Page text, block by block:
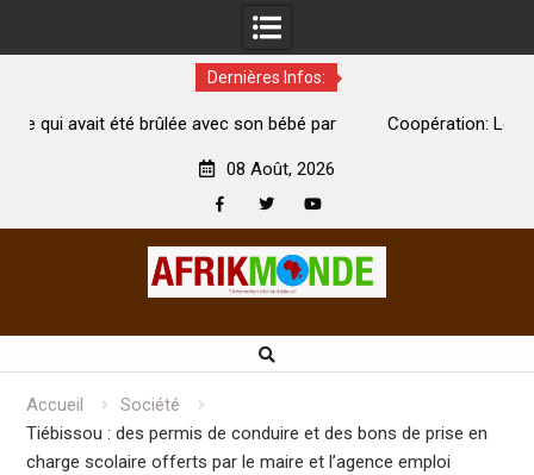
Dernières Infos:
bébé par
Coopération: Le ministre Indien Kirti Vardhan Singh
08 Août, 2026
Accueil
Société
Tiébissou : des permis de conduire et des bons de prise en
charge scolaire offerts par le maire et l’agence emploi